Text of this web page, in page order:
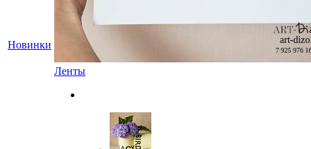
Новинки
Ленты